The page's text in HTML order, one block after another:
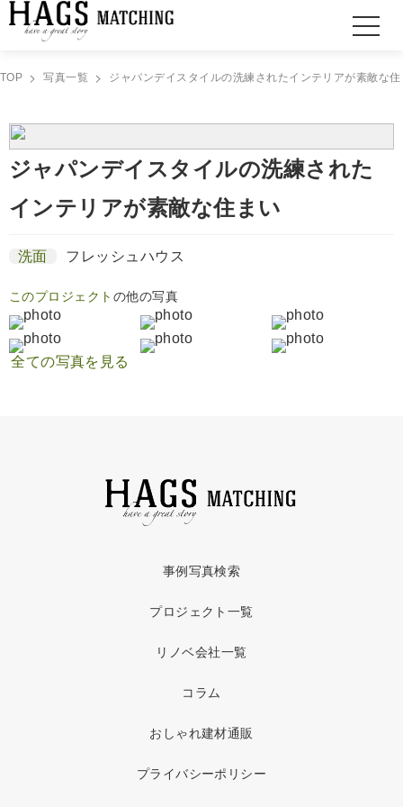
TOP 写真一覧 ジャパンデイスタイルの洗練されたインテリアが素敵な
ジャパンデイスタイルの洗練された
インテリアが素敵な住まい
洗面 フレッシュハウス
このプロジェクト の他の写真
全ての写真を見る
事例写真検索
プロジェクト一覧
リノベ会社一覧
コラム
おしゃれ建材通販
プライバシーポリシー